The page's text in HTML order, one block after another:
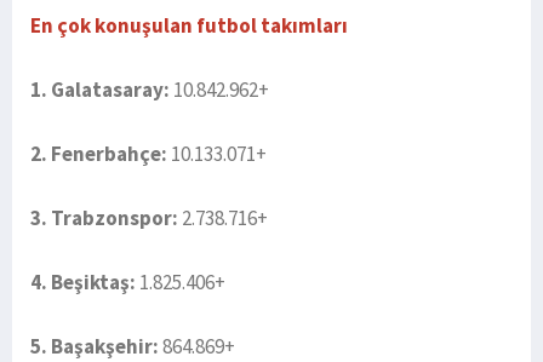
En çok konuşulan futbol takımları
1. Galatasaray: 10.842.962+
2. Fenerbahçe: 10.133.071+
3. Trabzonspor: 2.738.716+
4. Beşiktaş: 1.825.406+
5. Başakşehir:864.869+